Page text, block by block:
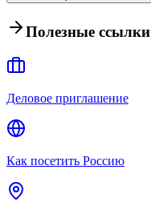
Полезные ссылки
Деловое приглашение
Как посетить Россию